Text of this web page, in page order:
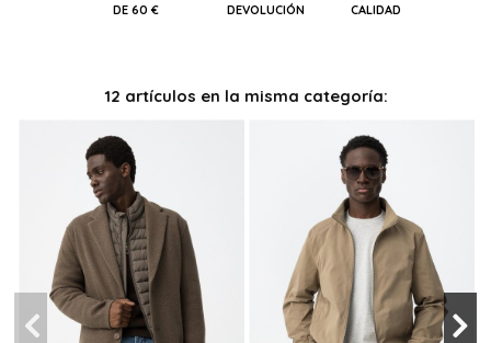
DE 60 €
DEVOLUCIÓN
CALIDAD
12 artículos en la misma categoría: